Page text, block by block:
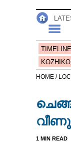
NOTIFIED NEWS
NEWS 360
TIMELINE
HOME /
വീണു,
1 MIN READ